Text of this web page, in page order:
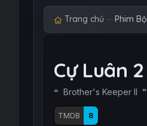
Trang chủ Phim Bộ
Cự Luân 2
Brother's Keeper II
TMDB 8